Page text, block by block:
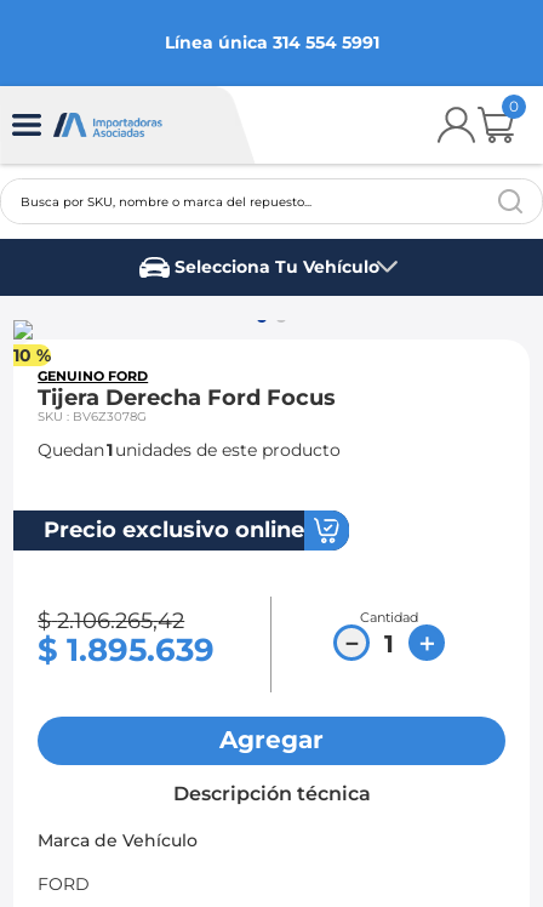
Línea única 314 554 5991
0
Busca por SKU, nombre o marca del repuesto...
Selecciona Tu Vehículo
10 %
GENUINO FORD
Tijera Derecha Ford Focus
SKU: BV6Z3078G
Quedan1unidades de este producto
Precio exclusivo online
$ 2.106.265,42
$ 1.895.639
Cantidad
＋
－
Agregar
Descripción técnica
Marca de Vehículo
FORD
2
3.
spark gt
ford fiesta
optra
sail
mazda 2
10. chevrolet sail